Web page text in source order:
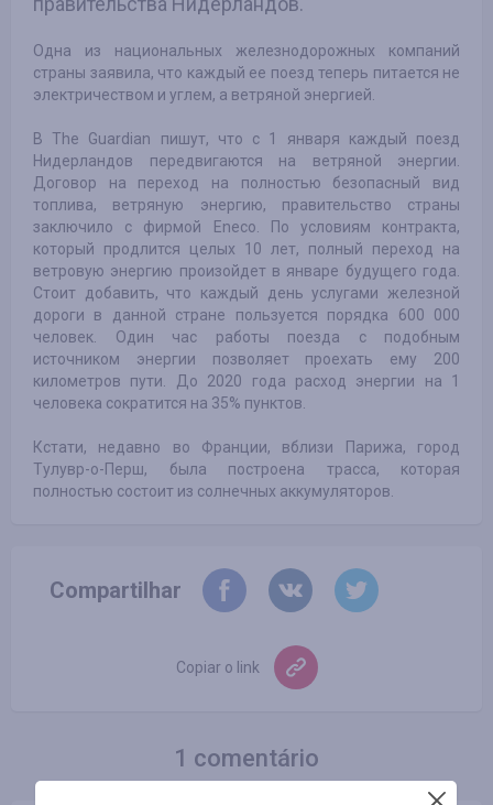
Одна из национальных железнодорожных компаний
страны заявила, что каждый ее поезд теперь питается не
электричеством и углем, а ветряной энергией.
В The Guardian пишут, что с 1 января каждый поезд
Нидерландов передвигаются на ветряной энергии.
Договор на переход на полностью безопасный вид
топлива, ветряную энергию, правительство страны
заключило с фирмой Eneco. По условиям контракта,
который продлится целых 10 лет, полный переход на
ветровую энергию произойдет в январе будущего года.
Стоит добавить, что каждый день услугами железной
дороги в данной стране пользуется порядка 600 000
человек. Один час работы поезда с подобным
источником энергии позволяет проехать ему 200
километров пути. До 2020 года расход энергии на 1
человека сократится на 35% пунктов.
Кстати, недавно во Франции, вблизи Парижа, город
Тулувр-о-Перш, была построена трасса, которая
полностью состоит из солнечных аккумуляторов.
Compartilhar
Copiar o link
1 comentário